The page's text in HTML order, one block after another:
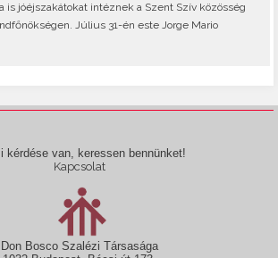
is jóéjszakátokat intéznek a Szent Szív közösség
Július 31-én este Jorge Mario
kérdése van, keressen bennünket!
Kapcsolat
Don Bosco Szalézi Társasága